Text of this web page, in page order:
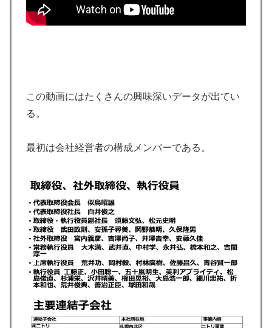
この動画にはたくさんの興味深いデータが出てい
る。
最初は会社経営者の構成メンバーである。